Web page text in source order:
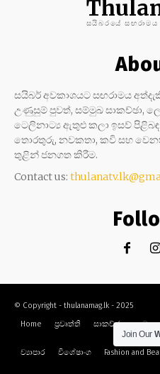
සයිබරයේ සඟරාමය
සයිබර් අවකාශයට සඟරාමය
උණුසුම් පුවත්, සම්මුඛ සාකච්ඡා,
ටෙලිනාට්‍ය ඇතුළු කලා ඉසව් පිළිබඳ
තොරතුරු, නවකතා, කවි සහ
තුළින් ජනගත කිරීම.
Contact us:
© Copyright - thulanamag.lk - 2025
Home
ප්‍රවෘත්ති සාකච්ඡා
ව්‍යාපාර විශේෂාංග Fashion and
Join Our